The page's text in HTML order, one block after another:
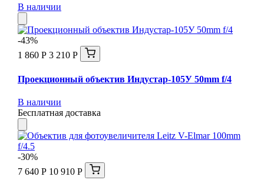
В наличии
-43%
1 860 Р 3 210 Р
Проекционный объектив Индустар-105У 50mm f/4
В наличии
Бесплатная доставка
-30%
7 640 Р 10 910 Р